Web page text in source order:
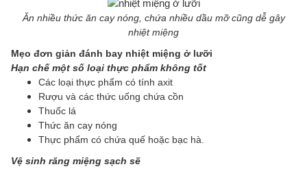
Ăn nhiều thức ăn cay nóng, chứa nhiều dầu mỡ cũng dễ gây
nhiệt miệng
Mẹo đơn giản đánh bay nhiệt miệng ở lưỡi
Hạn chế một số loại thực phẩm không tốt
Các loại thực phẩm có tính axit
Rượu và các thức uống chứa cồn
Thuốc lá
Thức ăn cay nóng
Thực phẩm có chứa quế hoặc bạc hà.
Vệ sinh răng miệng sạch sẽ